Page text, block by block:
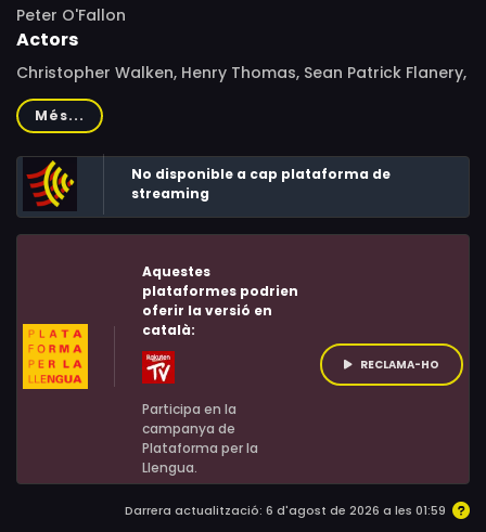
Peter O'Fallon
Actors
Christopher Walken, Henry Thomas, Sean Patrick Flanery,
Jay Mohr, Jeremy Sisto, Johnny Galecki, Nina Siemaszko,
Denis Leary, Jay Della, Nathan Dana Aldrich, Frank
Medrano, Brad Garrett, Laura San Giacomo, Laura Harris,
Cliff DeYoung, Sean Whalen, Mark Watson, Louis
Lombardi, Lisanne Falk
Més...
No disponible a cap plataforma de
streaming
Aquestes
plataformes podrien
oferir la versió en
català:
Participa en la
campanya de
Plataforma per la
Llengua.
RECLAMA-HO
Darrera actualització: 6 d'agost de 2026 a les 01:59